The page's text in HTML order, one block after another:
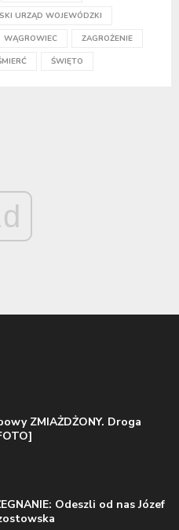
URZĄD WOJEWÓDZKI
WĄGROWIEC ZAGROŻENIE
ŚWIĘTO
ZMIAŻDŻONY. Droga
Odeszli od nas Józef